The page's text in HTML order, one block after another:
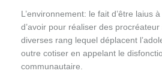
L’environnement: le fait d’être laius
d’avoir pour réaliser des
diverses rang lequel déplacent
outre cotiser en appelant le
communautaire.